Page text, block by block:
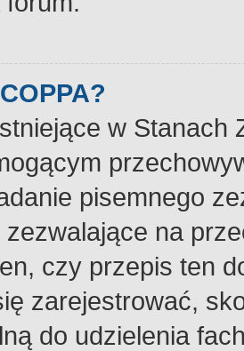
w Stanach
pisemnego
zezwalające na
czy przepis ten
zarejestrować,
do udzielenia